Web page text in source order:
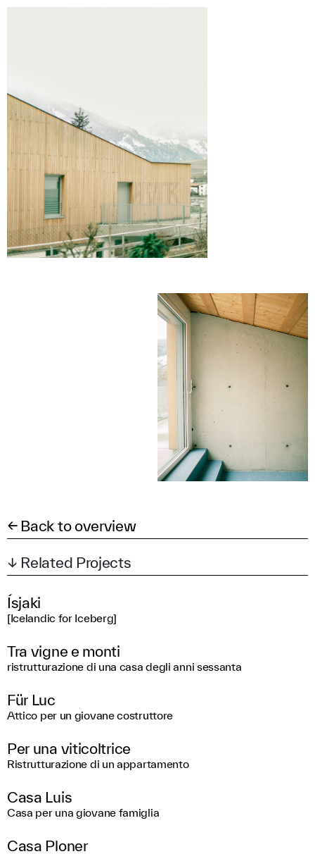
← Back to overview
↓ Related Projects
Ísjaki
[Icelandic for Iceberg]
Tra vigne e monti
ristrutturazione di una casa degli anni sessanta
Für Luc
Attico per un giovane costruttore
Per una viticoltrice
Ristrutturazione di un appartamento
Casa Luis
Casa per una giovane famiglia
Casa Ploner